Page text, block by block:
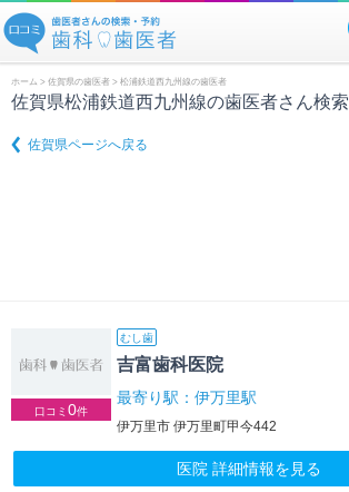
ホーム > 佐賀県の歯医者 > 松浦鉄道西九州線の歯医者
佐賀県松浦鉄道西九州線の歯医者さん検索
佐賀県ページへ戻る
口コミ 0件
むし歯
吉富歯科医院
最寄り駅：伊万里駅
伊万里市 伊万里町甲今442
医院 詳細情報を見る